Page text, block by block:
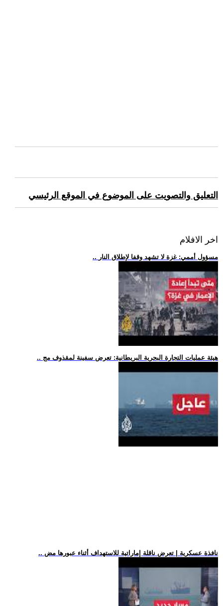
التعليق والتصويت على الموضوع في الموقع الرئيسي
اخر الافلام
.. مسؤول أممي: غزة لا تشهد وقفا لإطلاق النار
.. هيئة عمليات التجارة البحرية البريطانية: تعرض سفينة لمقذوف مج
.. نافذة عسكرية | تعرض ناقلة إماراتية للاستهداف أثناء عبورها مض